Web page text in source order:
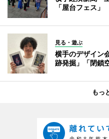
「屋台フェス」
見る・遊ぶ
横手のデザイン
跡発掘」「閉鎖
もっ